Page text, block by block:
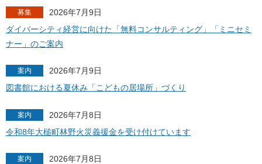
募集
2026年7月9日
ダイバーシティ経営に向けた「無料コンサルティング」「ミニセミ
ナー」のご案内
案内
2026年7月9日
図書館における夏休み「こどもの居場所」づくり
案内
2026年7月8日
令和8年大槌町林野火災義援金を受け付けています
案内
2026年7月8日